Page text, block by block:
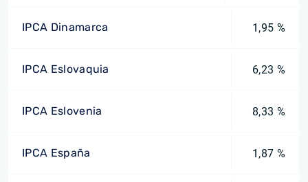
IPCA Dinamarca 1,95 %
IPCA Eslovaquia 6,23 %
IPCA Eslovenia 8,33 %
IPCA España 1,87 %